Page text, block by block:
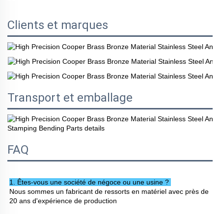
Clients et marques
Transport et emballage
FAQ
1. Êtes-vous une société de négoce ou une usine ?
Nous sommes un fabricant de ressorts en matériel avec près de
20 ans d'expérience de production